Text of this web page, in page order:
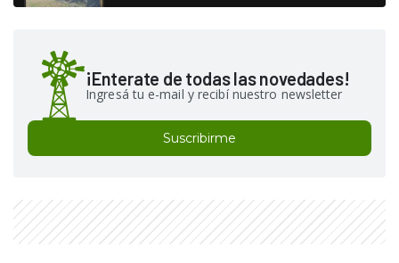
¡Enterate de todas las novedades!
Ingresá tu e-mail y recibí nuestro newsletter
Suscribirme